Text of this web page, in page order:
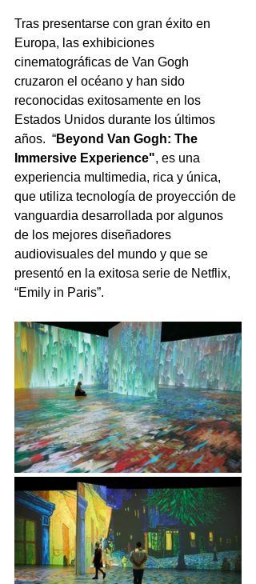
Tras presentarse con gran éxito en
Europa, las exhibiciones
cinematográficas de Van Gogh
cruzaron el océano y han sido
reconocidas exitosamente en los
Estados Unidos durante los últimos
años.  “Beyond Van Gogh: The
Immersive Experience", es una
experiencia multimedia, rica y única,
que utiliza tecnología de proyección de
vanguardia desarrollada por algunos
de los mejores diseñadores
audiovisuales del mundo y que se
presentó en la exitosa serie de Netflix,
“Emily in Paris”.